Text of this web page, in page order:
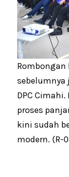
Rombongan
DPC
proses
kini sudah
modern. (R-